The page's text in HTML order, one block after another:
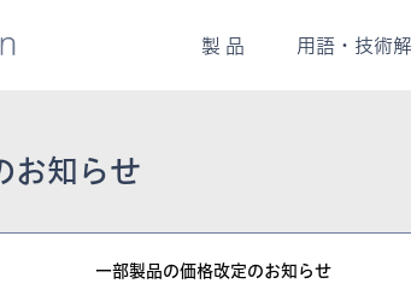
製品 用語・ 技術
お知らせ
一部製品の価格改定のお知らせ